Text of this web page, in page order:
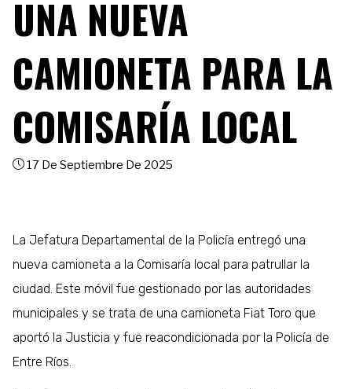
UNA NUEVA
CAMIONETA PARA LA
COMISARÍA LOCAL
17 De Septiembre De 2025
La Jefatura Departamental de la Policía entregó una
nueva camioneta a la Comisaría local para patrullar la
ciudad. Este móvil fue gestionado por las autoridades
municipales y se trata de una camioneta Fiat Toro que
aportó la Justicia y fue reacondicionada por la Policía de
Entre Ríos.